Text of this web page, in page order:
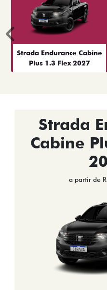
Strada Endurance Cabine
Plus 1.3 Flex 2027
Anterior
Strada
Cabine
a partir de